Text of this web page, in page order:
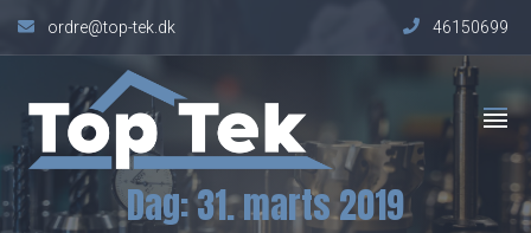
ordre@top-tek.dk 46150699
Dag:31. marts 2019